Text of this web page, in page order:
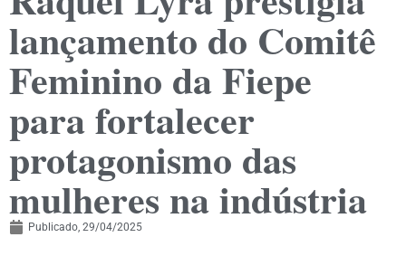
lançamento do Comitê
Feminino da Fiepe
para fortalecer
protagonismo das
mulheres na indústria
Publicado, 29/04/2025